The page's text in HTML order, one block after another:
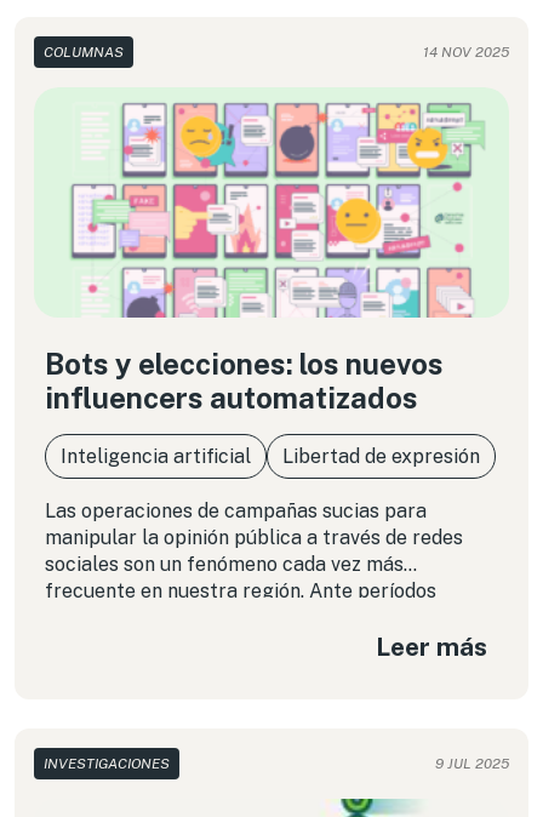
COLUMNAS 14 NOV 2025
Bots y elecciones: los nuevos
influencers automatizados
Inteligencia artificial Libertad de expresión
Las operaciones de campañas sucias para
manipular la opinión pública a través de redes
sociales son un fenómeno cada vez más
frecuente en nuestra región. Ante períodos
masiva de desinformación y fake news.
mecanismos, con cuentas falsas y anónimas que
apuntaron a la difamación. Si bien en las
investigaciones periodísticas se identificó la
Leer más
INVESTIGACIONES 9 JUL 2025